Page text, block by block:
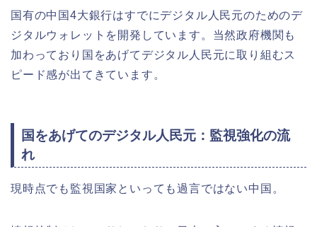
国有の中国4大銀行はすでにデジタル人民元のためのデ
ジタルウォレットを開発しています。当然政府機関も
加わっており国をあげてデジタル人民元に取り組むス
ピード感が出てきています。
国をあげてのデジタル人民元：監視強化の流
れ
現時点でも監視国家といっても過言ではない中国。